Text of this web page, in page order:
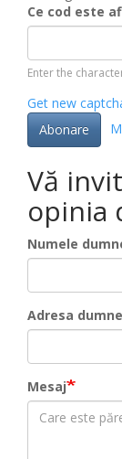
Ce cod este
Enter the
Get new
Abonare
Vă
opinia
Numele
Adresa
Mesaj